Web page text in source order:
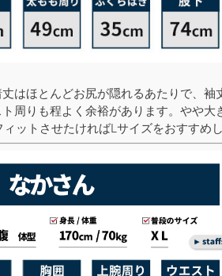
はほとんどお尻が隠れるあたりで、袖
周りも程よく余裕があります。やや大
ットさせたければLサイズをおすすめし